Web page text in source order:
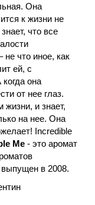
Она
к жизни не
что все
не что иное, как
ей, с
она
от нее глаз.
и знает,
на нее. Она
Incredible
Me - это аромат
выпущен в 2008.